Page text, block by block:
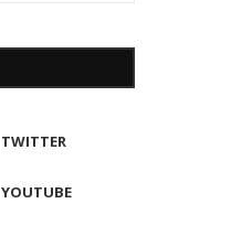
TWITTER
YOUTUBE